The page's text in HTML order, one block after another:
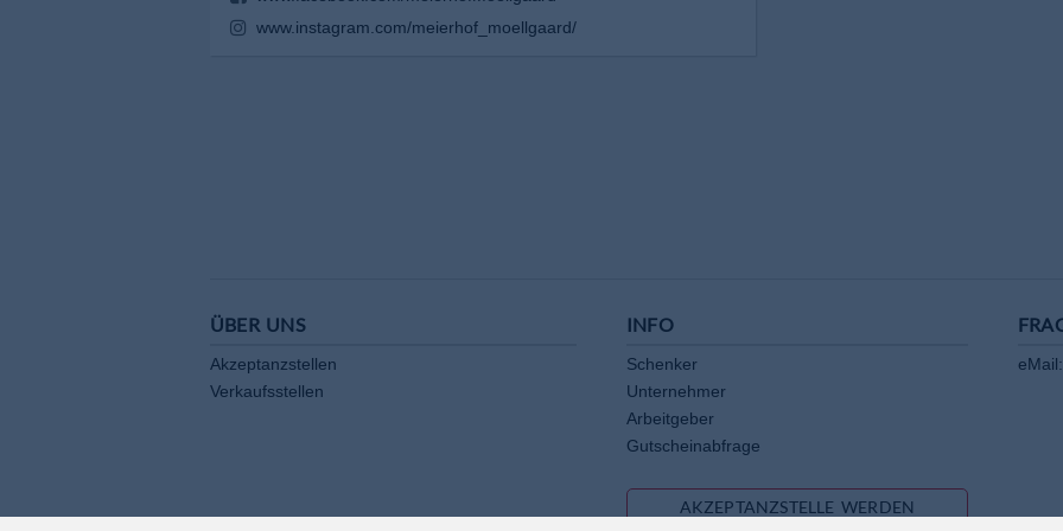
www.instagram.com/meierhof_moellgaard/
ÜBER UNS
Akzeptanzstellen
Verkaufsstellen
INFO
Schenker
Unternehmer
Arbeitgeber
Gutscheinabfrage
eMail:
AKZEPTANZSTELLE WERDEN